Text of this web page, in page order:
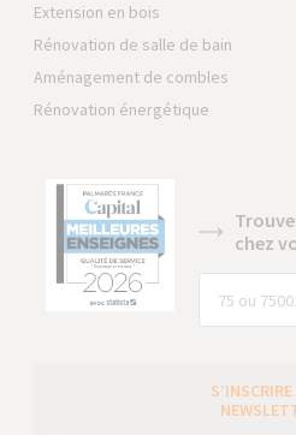
Extension en bois
Rénovation de salle de bain
Aménagement de combles
Rénovation énergétique
chez